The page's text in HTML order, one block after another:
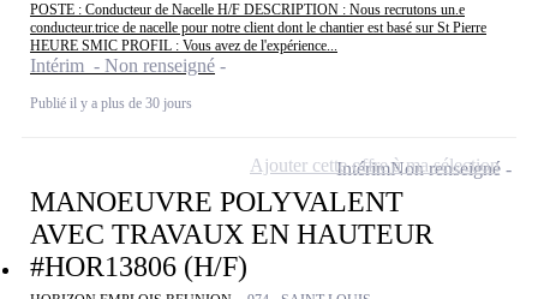
POSTE : Conducteur de Nacelle H/F DESCRIPTION : Nous recrutons un.e
conducteur.trice de nacelle pour notre client dont le chantier est basé sur St Pierre
HEURE SMIC PROFIL : Vous avez de l'expérience...
Intérim - Non renseigné
Publié il y a plus de 30 jours
MANOEUVRE POLYVALENT
AVEC TRAVAUX EN HAUTEUR
#HOR13806 (H/F)
IntérimNon renseigné
Ajouter cette offre à ma sélection